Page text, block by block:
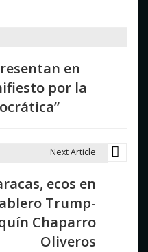
en
por la
Next Article
ecos en
Trump-
Chaparro
Oliveros